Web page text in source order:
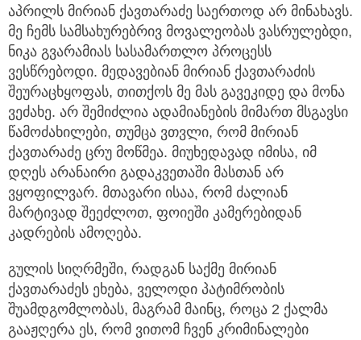
აპრილს მირიან ქავთარაძე საერთოდ არ მინახავს.
მე ჩემს სამსახურებრივ მოვალეობას ვასრულებდი,
ნიკა გვარამიას სასამართლო პროცესს
ვესწრებოდი. მედავებიან მირიან ქავთარაძის
შეურაცხყოფას, თითქოს მე მას გავეკიდე და მონა
ვეძახე. არ შემიძლია ადამიანების მიმართ მსგავსი
წამოძახილები, თუმცა ვთვლი, რომ მირიან
ქავთარაძე ცრუ მოწმეა. მიუხედავად იმისა, იმ
დღეს არანაირი გადაკვეთაში მასთან არ
ვყოფილვარ. მთავარი ისაა, რომ ძალიან
მარტივად შეეძლოთ, ფოიეში კამერებიდან
კადრების ამოღება.
გულის სიღრმეში, რადგან საქმე მირიან
ქავთარაძეს ეხება, ველოდი პატიმრობის
შუამდგომლობას, მაგრამ მაინც, როცა 2 ქალმა
გააჟღერა ეს, რომ ვითომ ჩვენ კრიმინალები